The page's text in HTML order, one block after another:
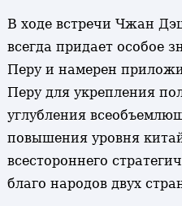
В ходе встречи Чжан
всегда придает особое
Перу и намерен
Перу для укрепления
углубления
повышения уровня
всестороннего
благо народов двух